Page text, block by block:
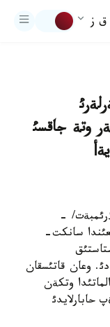
ق ز
وتة جاقسئ
تذرئمبةت/ -
1-ئ ارالئعئندا سانكت-
ةدئ. وعان قاتئسقان
وتكةن
حابارلايدئ